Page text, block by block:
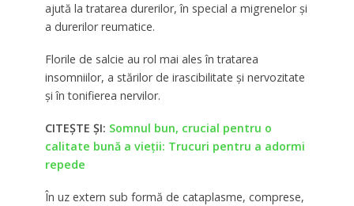
ajută la tratarea durerilor, în special a migrenelor și
a durerilor reumatice.
Florile de salcie au rol mai ales în tratarea
insomniilor, a stărilor de irascibilitate și nervozitate
și în tonifierea nervilor.
CITEȘTE ȘI: Somnul bun, crucial pentru o
calitate bună a vieții: Trucuri pentru a adormi
repede
În uz extern sub formă de cataplasme, comprese,